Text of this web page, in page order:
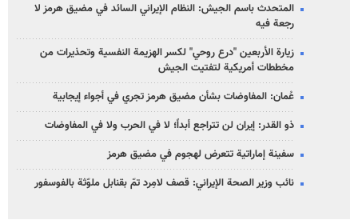
المتحدث باسم الجيش: النظام الإيراني السائد في مضيق هرمز لا
رجعة فيه
زيارة الأربعين "درع روحي" لكسر الهزيمة النفسية وتحذيرات من
مخططات أمريكية لتفتيت الجيش
عُمان: المفاوضات بشأن مضيق هرمز تجري في أجواء إيجابية
ذو القدر: إيران لن تتراجع أبداً؛ لا في الحرب ولا في المفاوضات
سفينة إماراتية تتعرض لهجوم في مضيق هرمز
نائب وزير الصحة الإيراني: قصف لامِرد تمّ بقنابل ملوّثة بالفوسفور